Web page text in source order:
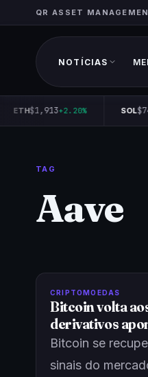
QR ASSET
NOTÍCIAS
ETH$1,913+2.20% SOL
TAG
Aave
CRIPTOMOEDAS
Bitcoin volta
derivativos
Bitcoin se
sinais do